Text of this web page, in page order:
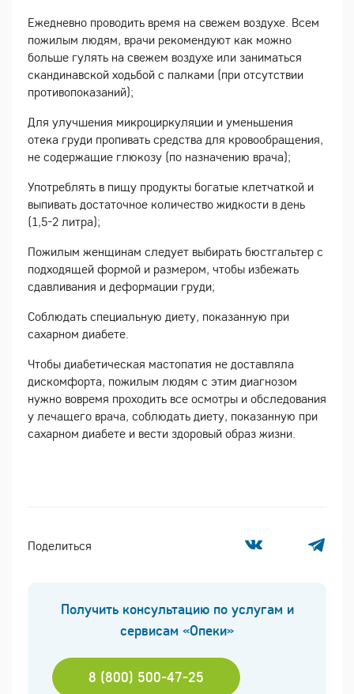
Ежедневно проводить время на свежем воздухе. Всем
пожилым людям, врачи рекомендуют как можно
больше гулять на свежем воздухе или заниматься
скандинавской ходьбой с палками (при отсутствии
противопоказаний);
Для улучшения микроциркуляции и уменьшения
отека груди пропивать средства для кровообращения,
не содержащие глюкозу (по назначению врача);
Употреблять в пищу продукты богатые клетчаткой и
выпивать достаточное количество жидкости в день
(1,5-2 литра);
Пожилым женщинам следует выбирать бюстгальтер с
подходящей формой и размером, чтобы избежать
сдавливания и деформации груди;
Соблюдать специальную диету, показанную при
сахарном диабете.
Чтобы диабетическая мастопатия не доставляла
дискомфорта, пожилым людям с этим диагнозом
нужно вовремя проходить все осмотры и обследования
у лечащего врача, соблюдать диету, показанную при
сахарном диабете и вести здоровый образ жизни.
Поделиться
Получить консультацию по услугам и
сервисам «Опеки»
8 (800) 500-47-25